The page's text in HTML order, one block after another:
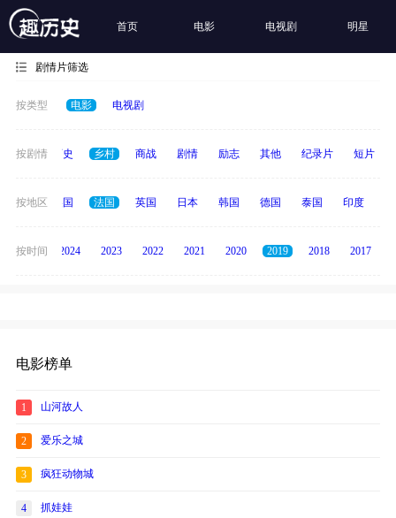
首页 电影 电视剧 明星
剧情片筛选
按类型 电影 电视剧
按剧情
奇幻 历史 乡村 商战 剧情 励志 其他 纪录片 短片
按地区
中国 美国 法国 英国 日本 韩国 德国 泰国 印度
按时间
2025 2024 2023 2022 2021 2020 2019 2018 2017
电影榜单
1 山河故人
2 爱乐之城
3 疯狂动物城
4 抓娃娃